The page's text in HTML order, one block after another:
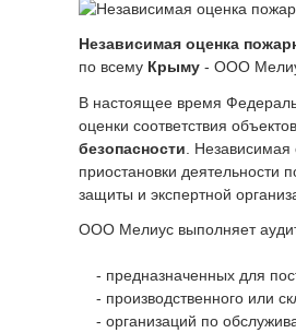
Независимая оценка
по всему Крыму - ООО
В настоящее время
оценки соответствия
безопасности .
приостановки деятельности
защиты и экспертной
ООО Мелиус выполняет
- предназначенных для
- производственного или
- организаций по